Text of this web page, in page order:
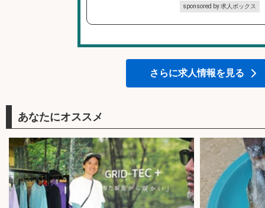
sponsored by 求人ボックス
さらに求人情報を見る
あなたにオススメ